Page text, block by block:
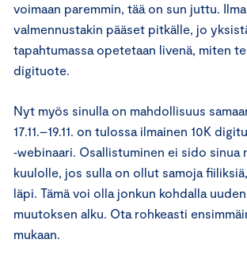
voimaan paremmin, tää on sun juttu.
valmennustakin pääset pitkälle, jo
tapahtumassa opetetaan livenä, miten
digituote.
Nyt myös sinulla on mahdollisuus
17.11.–19.11. on tulossa ilmainen 10K
‑webinaari. Osallistuminen ei sido sinua
kuulolle, jos sulla on ollut samoja
läpi. Tämä voi olla jonkun kohdalla
muutoksen alku. Ota rohkeasti
mukaan.